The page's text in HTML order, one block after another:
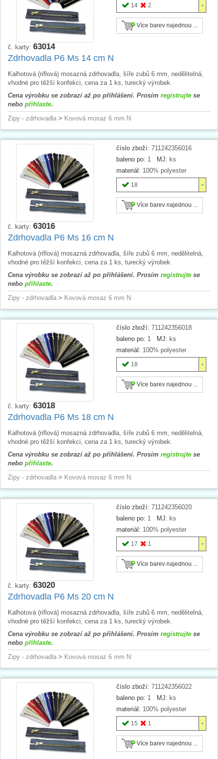
14 2
Více barev najednou ...
č. karty: 63014
Zdrhovadla P6 Ms 14 cm N
Kalhotová (riflová) mosazná zdrhovadla, šíře zubů 6 mm, nedělitelná,
vhodné pro těžší konfekci, cena za 1 ks, turecký výrobek.
Cena výrobku se zobrazí až po přihlášení. Prosím registrujte se
nebo přihlaste.
Zipy - zdrhovadla > Kovová mosaz 6 mm N
číslo zboží: 711242356016
baleno po: 1 MJ: ks
materiál: 100% polyester
18
Více barev najednou ...
č. karty: 63016
Zdrhovadla P6 Ms 16 cm N
Kalhotová (riflová) mosazná zdrhovadla, šíře zubů 6 mm, nedělitelná,
vhodné pro těžší konfekci, cena za 1 ks, turecký výrobek.
Cena výrobku se zobrazí až po přihlášení. Prosím registrujte se
nebo přihlaste.
Zipy - zdrhovadla > Kovová mosaz 6 mm N
číslo zboží: 711242356018
baleno po: 1 MJ: ks
materiál: 100% polyester
18
Více barev najednou ...
č. karty: 63018
Zdrhovadla P6 Ms 18 cm N
Kalhotová (riflová) mosazná zdrhovadla, šíře zubů 6 mm, nedělitelná,
vhodné pro těžší konfekci, cena za 1 ks, turecký výrobek.
Cena výrobku se zobrazí až po přihlášení. Prosím registrujte se
nebo přihlaste.
Zipy - zdrhovadla > Kovová mosaz 6 mm N
číslo zboží: 711242356020
baleno po: 1 MJ: ks
materiál: 100% polyester
17 1
Více barev najednou ...
č. karty: 63020
Zdrhovadla P6 Ms 20 cm N
Kalhotová (riflová) mosazná zdrhovadla, šíře zubů 6 mm, nedělitelná,
vhodné pro těžší konfekci, cena za 1 ks, turecký výrobek.
Cena výrobku se zobrazí až po přihlášení. Prosím registrujte se
nebo přihlaste.
Zipy - zdrhovadla > Kovová mosaz 6 mm N
číslo zboží: 711242356022
baleno po: 1 MJ: ks
materiál: 100% polyester
15 1
Více barev najednou ...